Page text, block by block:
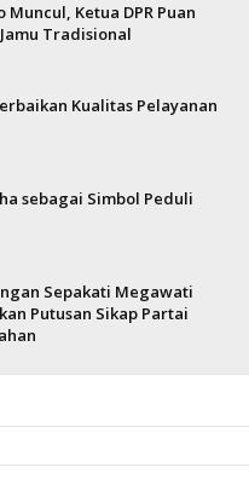
Ketua DPR Puan
Tradisional
Kualitas Pelayanan
sebagai Simbol Peduli
Sepakati Megawati
Putusan Sikap Partai